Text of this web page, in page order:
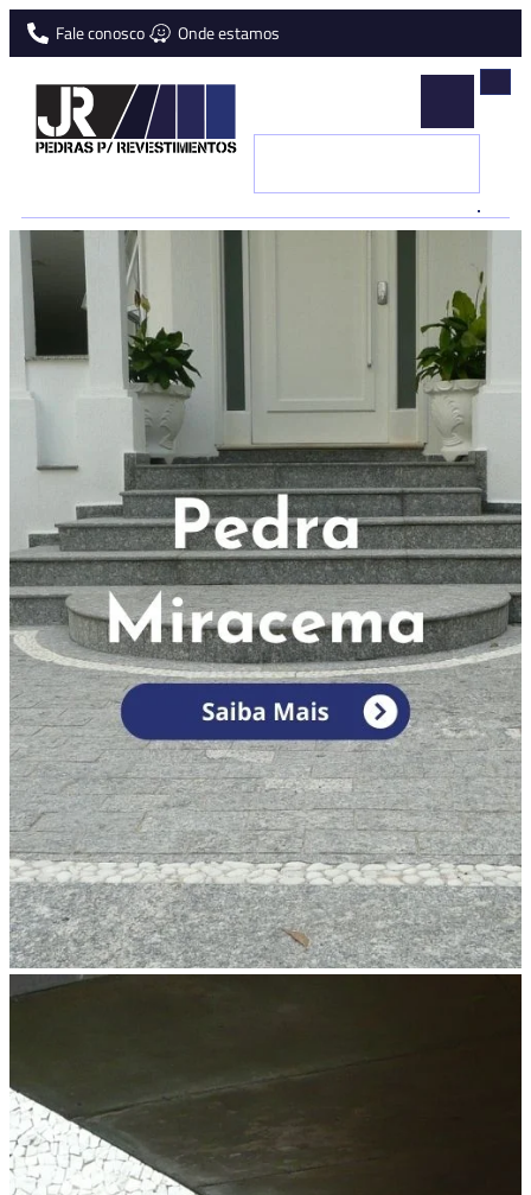
Fale conosco Onde estamos
JR
Pedras
Naturais
para
revestimentos